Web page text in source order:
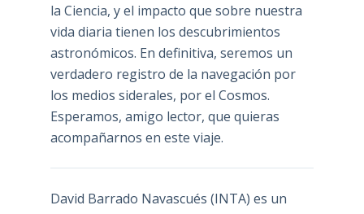
la Ciencia, y el impacto que sobre nuestra
vida diaria tienen los descubrimientos
astronómicos. En definitiva, seremos un
verdadero registro de la navegación por
los medios siderales, por el Cosmos.
Esperamos, amigo lector, que quieras
acompañarnos en este viaje.
David Barrado Navascués (INTA) es un